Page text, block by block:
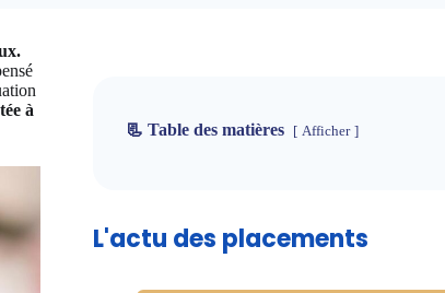
à
📃 Table des matières Afficher
L'actu des placements